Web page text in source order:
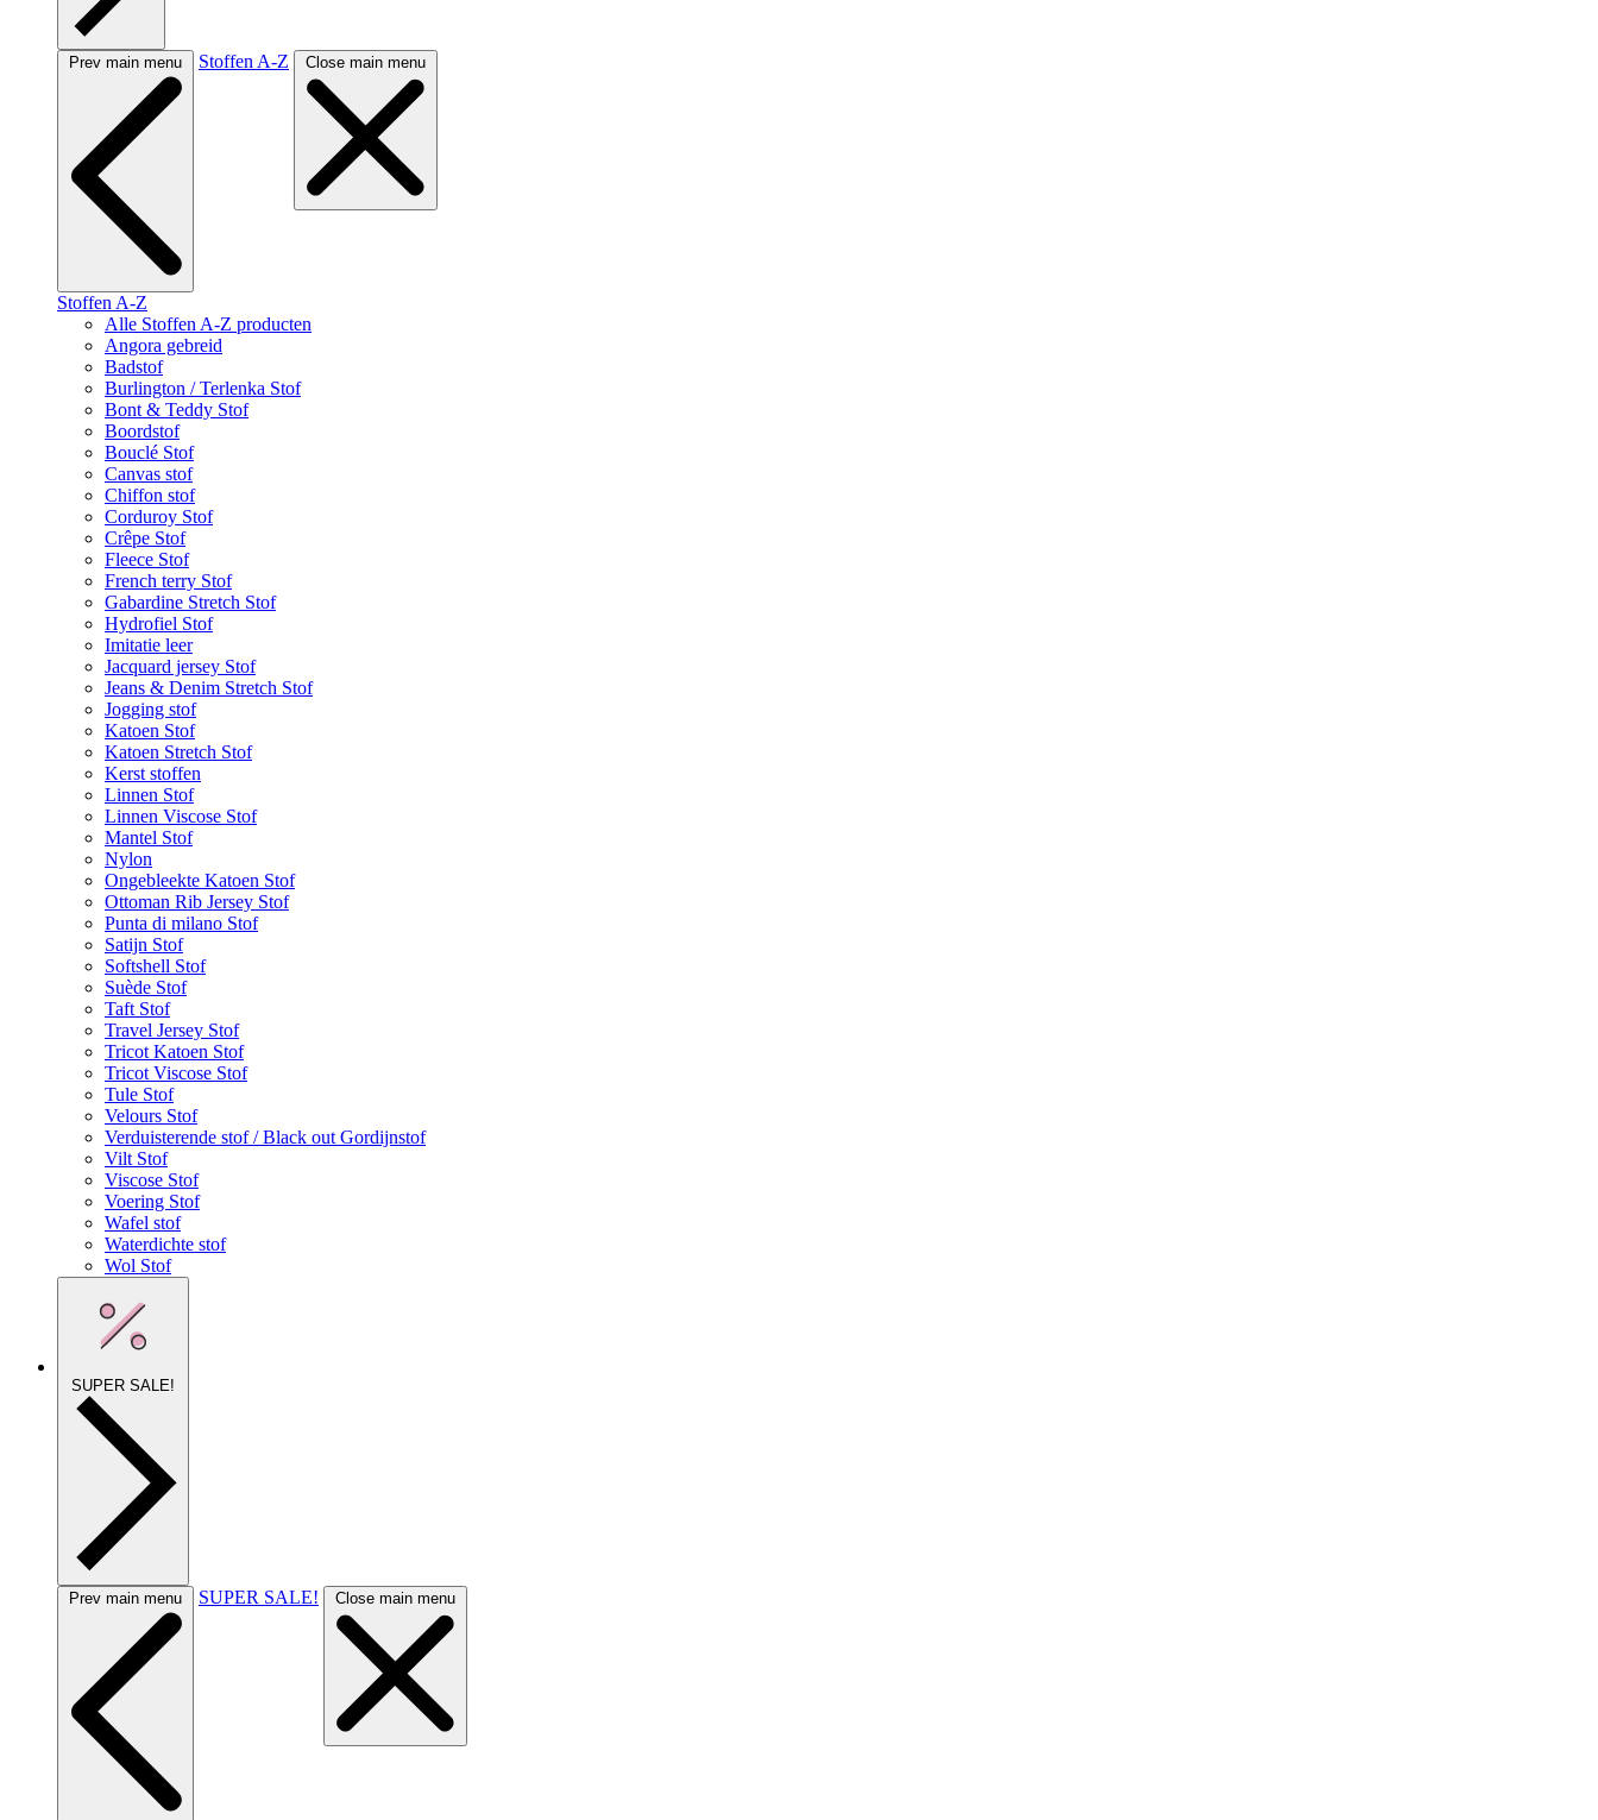
Prev main menu Stoffen A-Z Close main menu
Stoffen A-Z
Alle Stoffen A-Z producten
Angora gebreid
Badstof
Burlington / Terlenka Stof
Bont & Teddy Stof
Boordstof
Bouclé Stof
Canvas stof
Chiffon stof
Corduroy Stof
Crêpe Stof
Fleece Stof
French terry Stof
Gabardine Stretch Stof
Hydrofiel Stof
Imitatie leer
Jacquard jersey Stof
Jeans & Denim Stretch Stof
Jogging stof
Katoen Stof
Katoen Stretch Stof
Kerst stoffen
Linnen Stof
Linnen Viscose Stof
Mantel Stof
Nylon
Ongebleekte Katoen Stof
Ottoman Rib Jersey Stof
Punta di milano Stof
Satijn Stof
Softshell Stof
Suède Stof
Taft Stof
Travel Jersey Stof
Tricot Katoen Stof
Tricot Viscose Stof
Tule Stof
Velours Stof
Verduisterende stof / Black out Gordijnstof
Vilt Stof
Viscose Stof
Voering Stof
Wafel stof
Waterdichte stof
Wol Stof
SUPER SALE!
Prev main menu SUPER SALE! Close main menu